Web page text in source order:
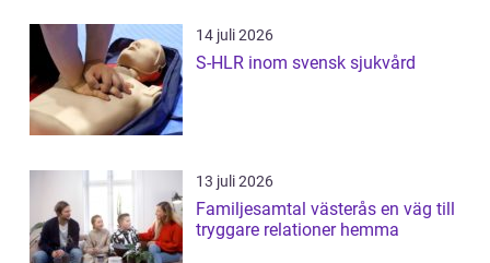
14 juli 2026
S-HLR inom svensk sjukvård
13 juli 2026
Familjesamtal västerås en väg till
tryggare relationer hemma